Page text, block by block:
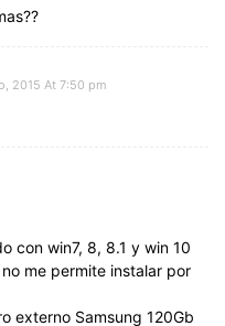
2015 At 7:50 pm
con win7, 8, 8.1 y win 10
me permite instalar por
externo Samsung 120Gb